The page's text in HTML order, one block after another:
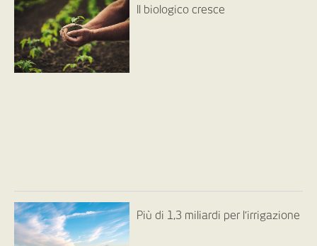
Il biologico cresce
Più di 1,3 miliardi per l’irrigazione